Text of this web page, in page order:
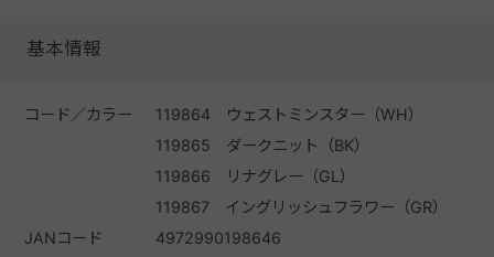
基本情報
コード／カラー
119864 ウェストミンスター（WH）
119865 ダークニット（BK）
119866 リナグレー（GL）
119867 イングリッシュフラワー（GR）
JANコード
4972990198646